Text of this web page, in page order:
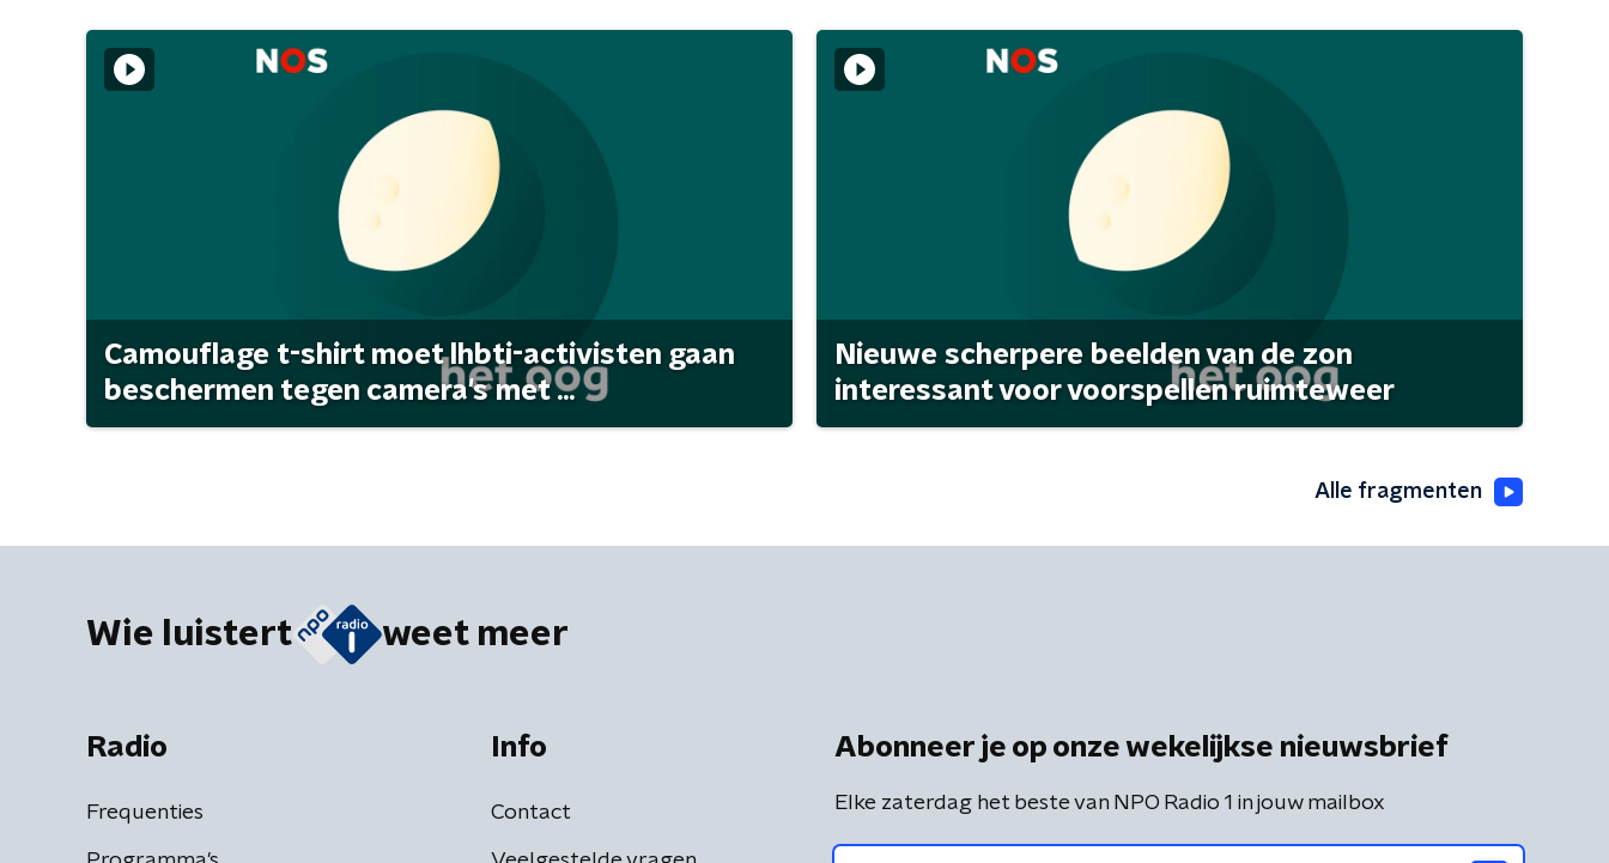
Camouflage t-shirt moet lhbti-activisten gaan
beschermen tegen camera's met ...
Nieuwe scherpere beelden van de zon
interessant voor voorspellen ruimteweer
Alle fragmenten
Wie luistert weet meer
Radio
Frequenties
Info
Contact
Abonneer je op onze wekelijkse nieuwsbrief
Elke zaterdag het beste van NPO Radio 1 in jouw mailbox